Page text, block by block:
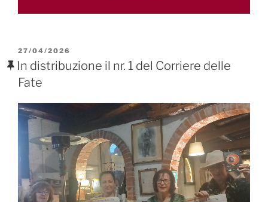
PUBBLICATO
IL
27/04/2026
In distribuzione il nr. 1 del Corriere delle
Fate